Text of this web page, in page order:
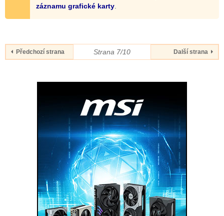
záznamu grafické karty
Předchozí strana Strana 7/10 Další strana